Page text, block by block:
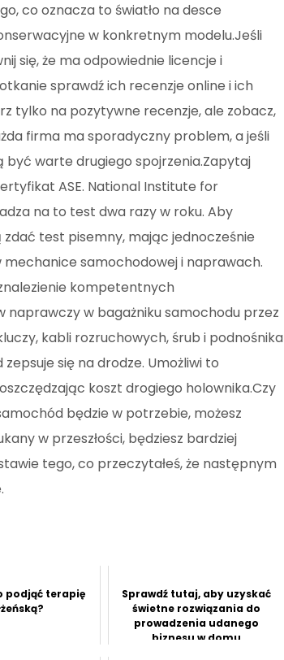
co oznacza to światło na desce
w konkretnym modelu.Jeśli
się, że ma odpowiednie licencje i
sprawdź ich recenzje online i ich
tylko na pozytywne recenzje, ale zobacz,
firma ma sporadyczny problem, a jeśli
być warte drugiego spojrzenia.Zapytaj
ASE. National Institute for
na to test dwa razy w roku. Aby
test pisemny, mając jednocześnie
samochodowej i naprawach.
kompetentnych
w bagażniku samochodu przez
kabli rozruchowych, śrub i podnośnika
się na drodze. Umożliwi to
koszt drogiego holownika.Czy
będzie w potrzebie, możesz
w przeszłości, będziesz bardziej
tego, co przeczytałeś, że następnym
podjąć terapię
Sprawdź tutaj, aby uzyskać
świetne rozwiązania do
prowadzenia udanego
biznesu w domu